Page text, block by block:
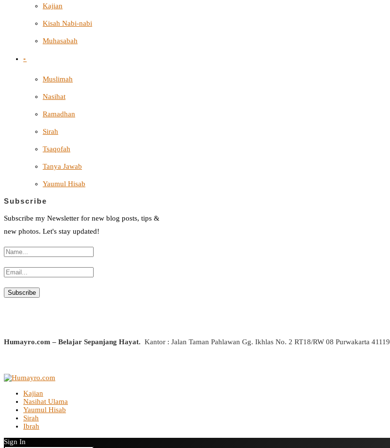
Kajian
Kisah Nabi-nabi
Muhasabah
-
Muslimah
Nasihat
Ramadhan
Sirah
Tsaqofah
Tanya Jawab
Yaumul Hisab
Subscribe
Subscribe my Newsletter for new blog posts, tips &
new photos. Let's stay updated!
Humayro.com – Belajar Sepanjang Hayat. Kantor : Jalan Taman Pahlawan Gg. Ikhlas No. 2 RT18/RW 08 Purwakarta 41119
Kajian
Nasihat Ulama
Yaumul Hisab
Sirah
Ibrah
Sign In